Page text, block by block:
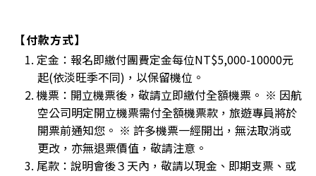
【付款方式】
1. 定金：報名即繳付團費定金每位NT$5,000-10000元
起(依淡旺季不同)，以保留機位。
2. 機票：開立機票後，敬請立即繳付全額機票。 ※ 因航
空公司明定開立機票需付全額機票款，旅遊專員將於
開票前通知您。 ※ 許多機票一經開出，無法取消或
更改，亦無退票價值，敬請注意。
3. 尾款：說明會後３天內，敬請以現金、即期支票、或